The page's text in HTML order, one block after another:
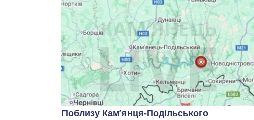
Поблизу Кам’янця-Подільського